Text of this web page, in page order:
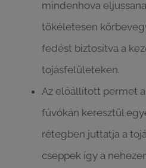
mindenhova
tökéletesen
fedést biztosítva a
tojásfelületeken.
Az előállított permet
fúvókán keresztül
rétegben juttatja a
cseppek így a